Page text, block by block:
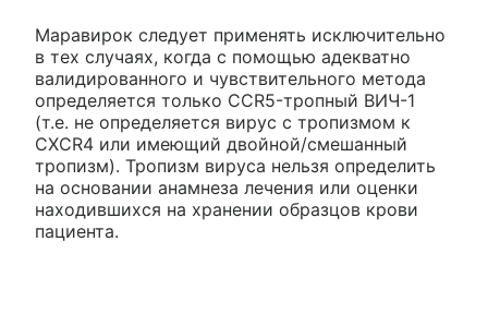
Маравирок следует применять исключительно
в тех случаях, когда с помощью адекватно
валидированного и чувствительного метода
определяется только CCR5-тропный ВИЧ-1
(т.е. не определяется вирус с тропизмом к
CXCR4 или имеющий двойной/смешанный
тропизм). Тропизм вируса нельзя определить
на основании анамнеза лечения или оценки
находившихся на хранении образцов крови
пациента.